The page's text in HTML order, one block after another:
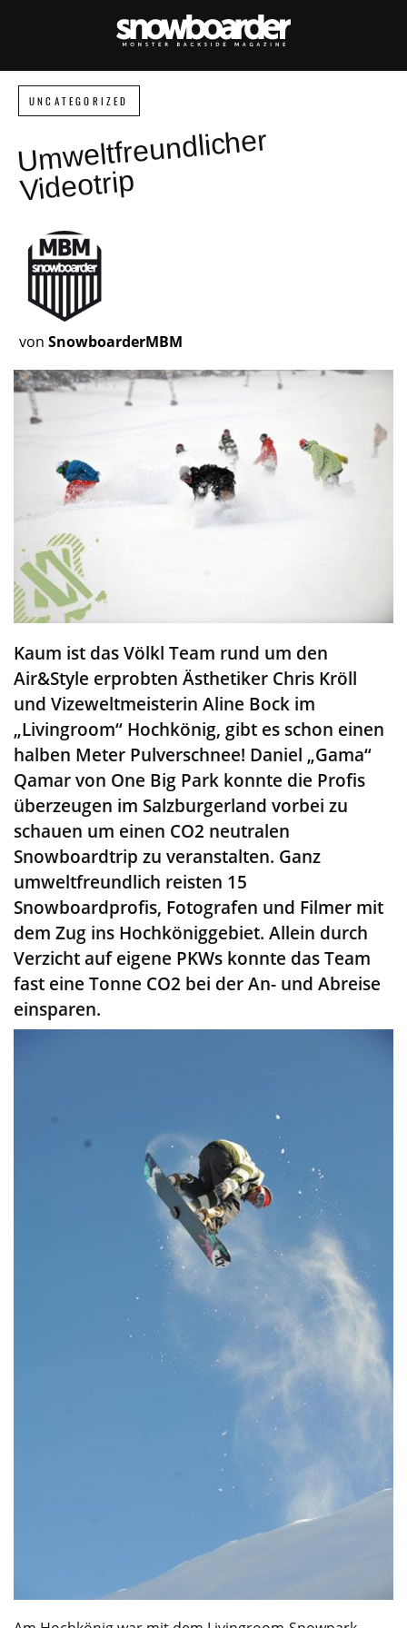
UNCATEGORIZED
U
m
weltfreundlicher
Videotrip
von SnowboarderMBM
Kaum ist das Völkl Team rund um den
Air&Style erprobten Ästhetiker Chris Kröll
und Vizeweltmeisterin Aline Bock im
„Livingroom“ Hochkönig, gibt es schon einen
halben Meter Pulverschnee! Daniel „Gama“
Qamar von One Big Park konnte die Profis
überzeugen im Salzburgerland vorbei zu
schauen um einen CO2 neutralen
Snowboardtrip zu veranstalten. Ganz
umweltfreundlich reisten 15
Snowboardprofis, Fotografen und Filmer mit
dem Zug ins Hochköniggebiet. Allein durch
Verzicht auf eigene PKWs konnte das Team
fast eine Tonne CO2 bei der An- und Abreise
einsparen.